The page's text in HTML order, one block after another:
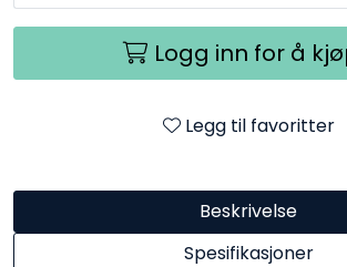
Logg inn for å
Legg til favoritter
Beskrivelse
Spesifikasjoner